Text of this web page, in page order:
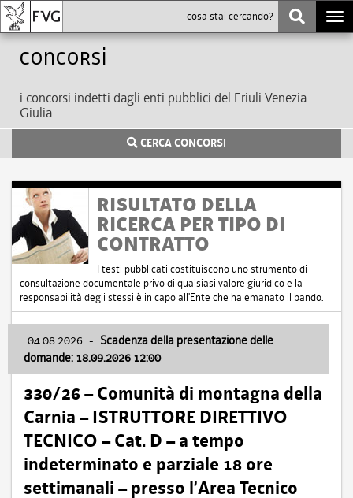
Concorsi
i concorsi indetti dagli enti pubblici del Friuli Venezia
Giulia
CERCA CONCORSI
RISULTATO DELLA
RICERCA PER TIPO DI
CONTRATTO
I testi pubblicati costituiscono uno strumento di
consultazione documentale privo di qualsiasi valore giuridico e la
responsabilità degli stessi è in capo all'Ente che ha emanato il bando.
04.08.2026 - Scadenza della presentazione delle
domande: 18.09.2026 12:00
330/26 – Comunità di montagna della
Carnia – ISTRUTTORE DIRETTIVO
TECNICO – Cat. D – a tempo
indeterminato e parziale 18 ore
settimanali – presso l’Area Tecnico